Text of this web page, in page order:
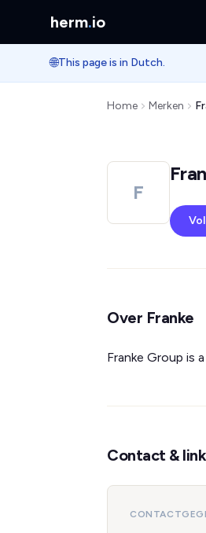
herm.io
🌐This page is in Dutch.
Home Merken
F
Over Franke
Franke Group is
Contact &